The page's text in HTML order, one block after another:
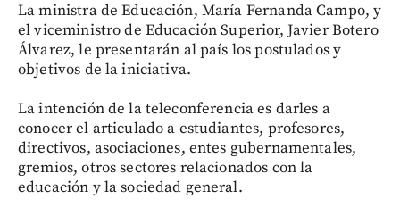
La ministra de Educación, María Fernanda Campo, y
el viceministro de Educación Superior, Javier Botero
Álvarez, le presentarán al país los postulados y
objetivos de la iniciativa.
La intención de la teleconferencia es darles a
conocer el articulado a estudiantes, profesores,
directivos, asociaciones, entes gubernamentales,
gremios, otros sectores relacionados con la
educación y la sociedad general.